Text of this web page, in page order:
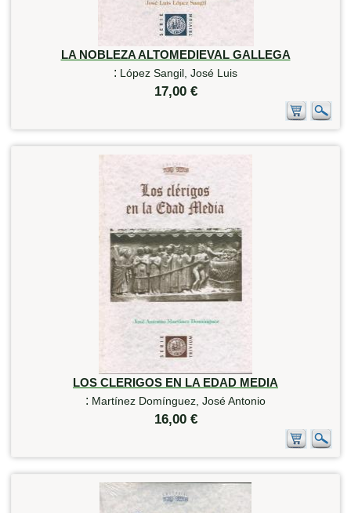
LA NOBLEZA ALTOMEDIEVAL GALLEGA
: López Sangil, José Luis
17,00 €
LOS CLERIGOS EN LA EDAD MEDIA
: Martínez Domínguez, José Antonio
16,00 €